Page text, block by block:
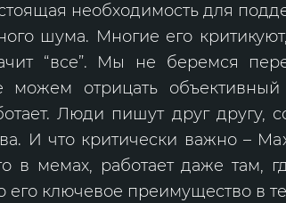
необходимость для
шума. Многие его
“все”. Мы не беремся
можем отрицать
Люди пишут друг другу,
И что критически важно –
в мемах, работает даже там,
его ключевое преимущество в